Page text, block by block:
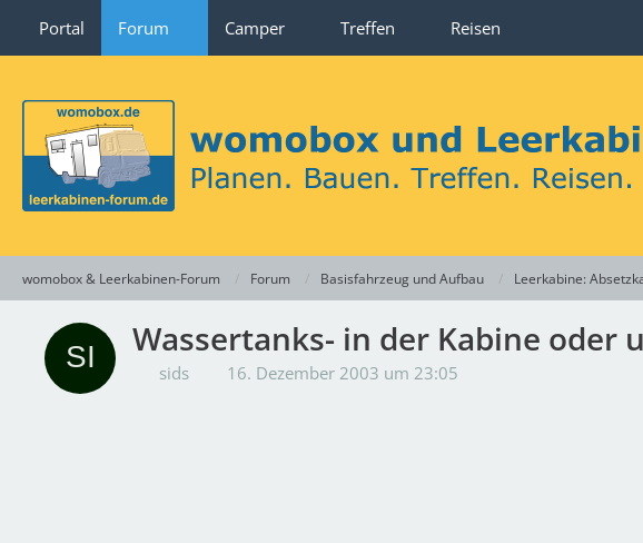
Portal Forum Camper Treffen Reisen
womobox & Leerkabinen-Forum Forum Basisfahrzeug und Aufbau Leerkabine:
Wassertanks- in der Kabine oder
sids 16. Dezember 2003 um 23:05